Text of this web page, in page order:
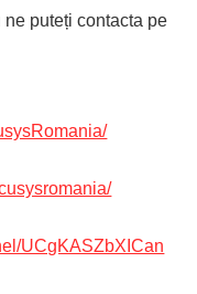
puteți contacta pe
UCgKASZbXICan